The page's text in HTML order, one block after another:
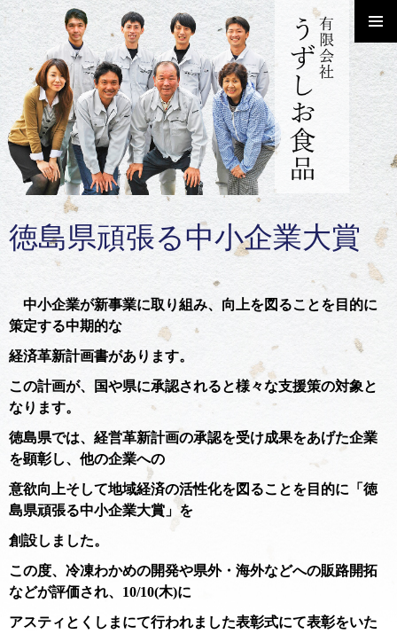
メインメ
ニュー
コンテンツへ移動
徳島県頑張る中小企業大賞
中小企業が新事業に取り組み、向上を図ることを目的に
策定する中期的な
経済革新計画書があります。
この計画が、国や県に承認されると様々な支援策の対象と
なります。
徳島県では、経営革新計画の承認を受け成果をあげた企業
を顕彰し、他の企業への
意欲向上そして地域経済の活性化を図ることを目的に「徳
島県頑張る中小企業大賞」を
創設しました。
この度、冷凍わかめの開発や県外・海外などへの販路開拓
などが評価され、10/10(木)に
アスティとくしまにて行われました表彰式にて表彰をいた